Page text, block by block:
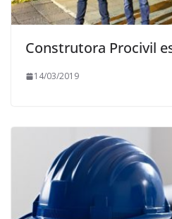
Construtora Procivil
14/03/2019